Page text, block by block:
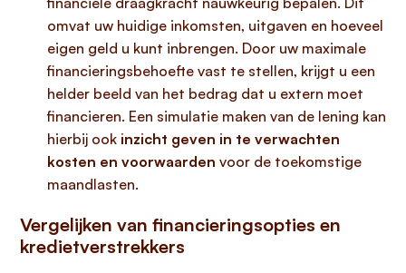
omvat uw huidige inkomsten, uitgaven en hoeveel
eigen geld u kunt inbrengen. Door uw maximale
financieringsbehoefte vast te stellen, krijgt u een
helder beeld van het bedrag dat u extern moet
financieren. Een simulatie maken van de lening kan
hierbij ook inzicht geven in te verwachten
kosten en voorwaarden voor de toekomstige
maandlasten.
Vergelijken van financieringsopties en
kredietverstrekkers